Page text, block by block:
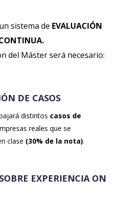
sistema de EVALUACIÓN
del Máster será necesario:
DE CASOS
distintos casos de
reales que se
clase (30% de la nota).
EXPERIENCIA ON